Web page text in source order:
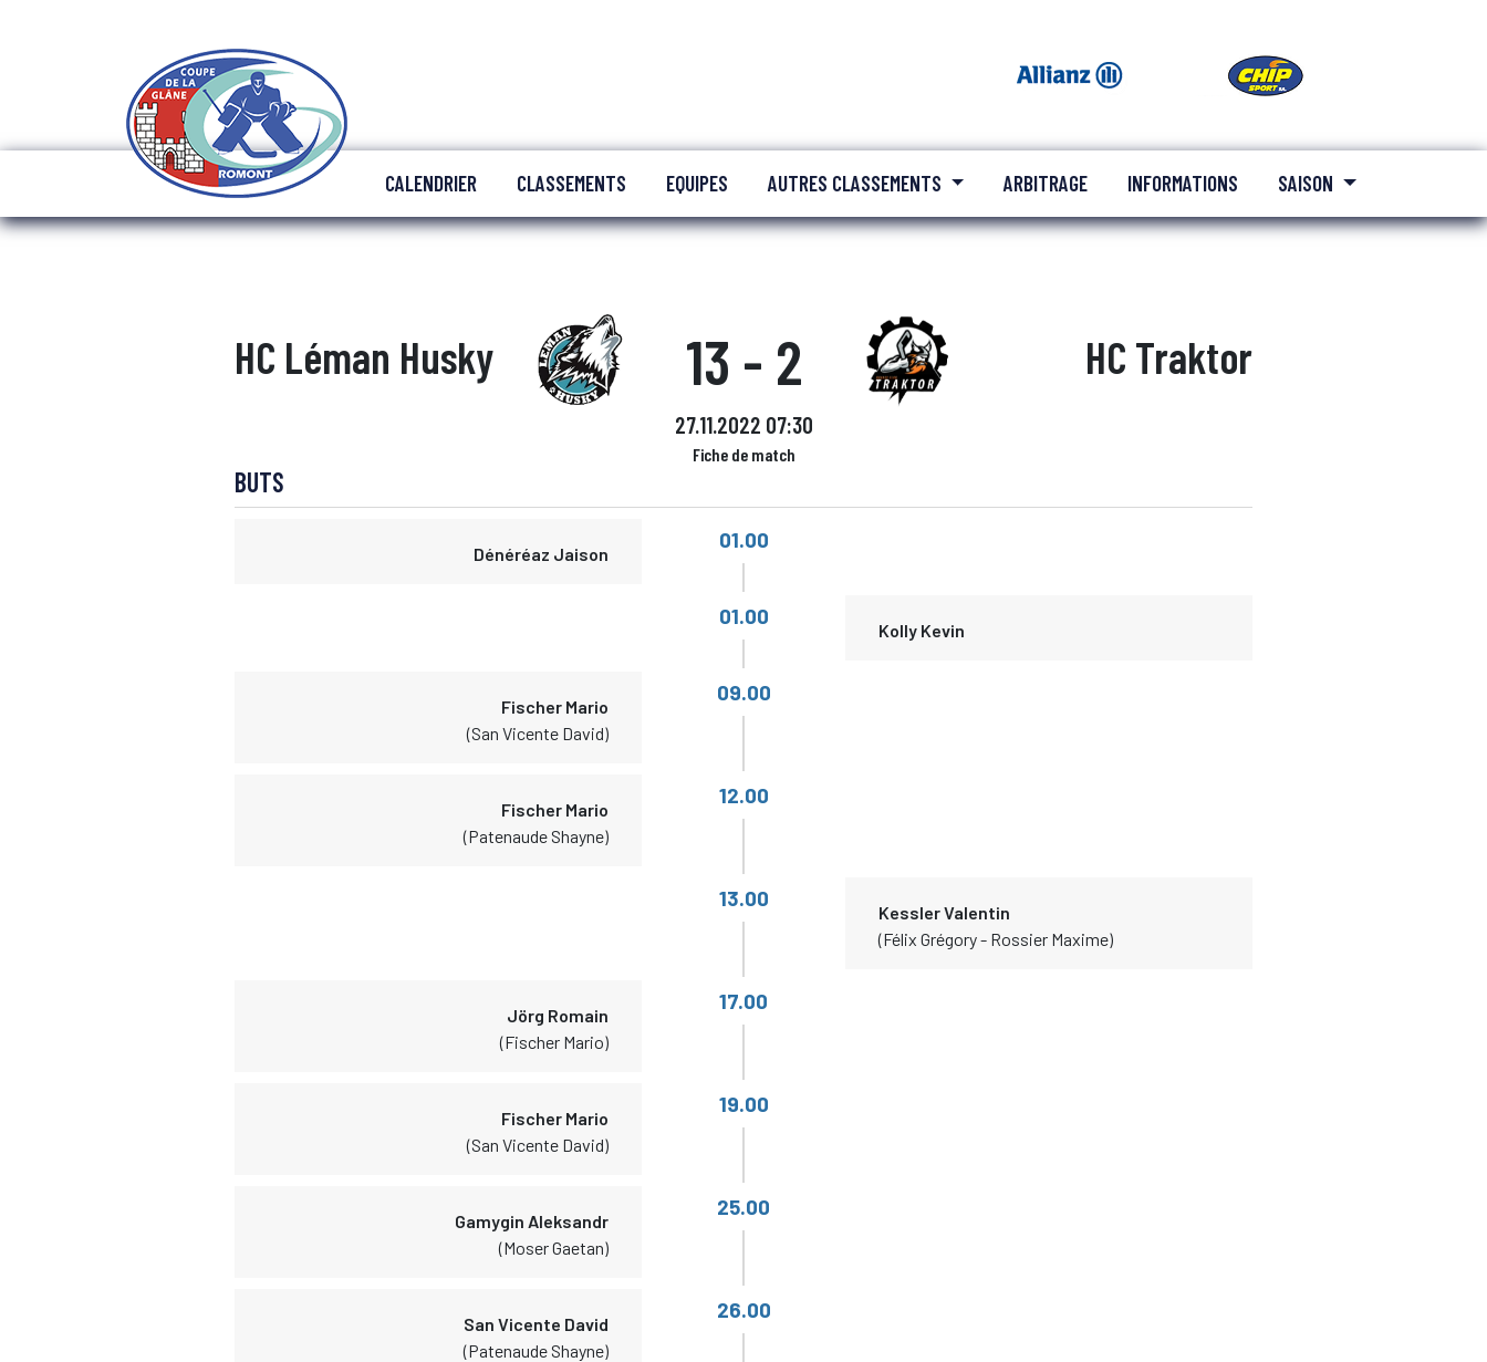
CALENDRIER CLASSEMENTS EQUIPES AUTRES CLASSEMENTS ARBITRAGE INFORMATIONS SAISON
HC Léman Husky 13 - 2
27.11.2022 07:30
Fiche de match
HC Traktor
BUTS
Dénéréaz Jaison
01.00
01.00
Kolly Kevin
Fischer Mario
(San Vicente David)
09.00
Fischer Mario
(Patenaude Shayne)
12.00
13.00
Kessler Valentin
(Félix Grégory - Rossier Maxime)
Jörg Romain
(Fischer Mario)
17.00
Fischer Mario
(San Vicente David)
19.00
Gamygin Aleksandr
(Moser Gaetan)
25.00
San Vicente David
(Patenaude Shayne)
26.00